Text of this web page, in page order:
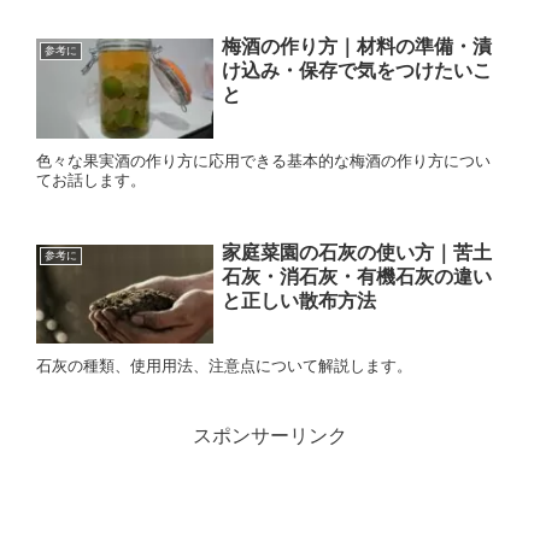
参考に
梅酒の作り方｜材料の準備・漬
け込み・保存で気をつけたいこ
と
色々な果実酒の作り方に応用できる基本的な梅酒の作り方につい
てお話します。
参考に
家庭菜園の石灰の使い方｜苦土
石灰・消石灰・有機石灰の違い
と正しい散布方法
石灰の種類、使用用法、注意点について解説します。
スポンサーリンク